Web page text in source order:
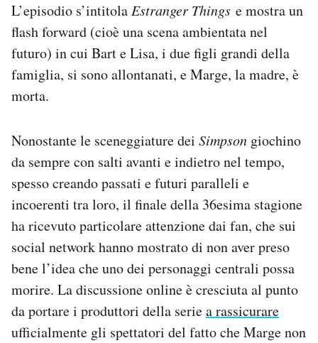
Area Personale
Newsletter
Notifiche mobile
Regala il Post
L’episodio s’intitolaEstranger Things e mostra un
flash forward (cioè una scena ambientata nel
futuro) in cui Bart e Lisa, i due figli grandi della
famiglia, si sono allontanati, e Marge, la madre, è
morta.
Nonostante le sceneggiature dei Simpson giochino
da sempre con salti avanti e indietro nel tempo,
spesso creando passati e futuri paralleli e
incoerenti tra loro, il finale della 36esima stagione
ha ricevuto particolare attenzione dai fan, che sui
social network hanno mostrato di non aver preso
bene l’idea che uno dei personaggi centrali possa
morire. La discussione online è cresciuta al punto
da portare i produttori della seriea rassicurare
ufficialmente gli spettatori del fatto che Marge non